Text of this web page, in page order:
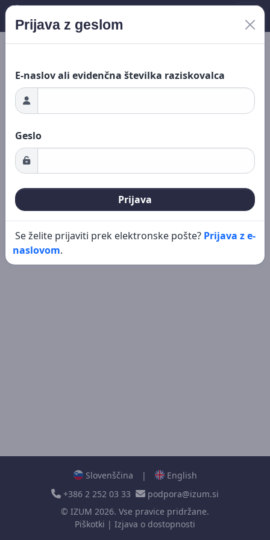
Nalaganje ...
Prijava z geslom
E-naslov ali evidenčna številka raziskovalca
Geslo
Prijava
Se želite prijaviti prek elektronske pošte? Prijava z e-
naslovom.
Slovenščina |
English
+386 2 252 03 33
podpora@izum.si
© IZUM 2026. Vse pravice pridržane.
Piškotki | Izjava o dostopnosti